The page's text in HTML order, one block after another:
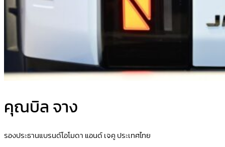
คุณบิล จาง
รองประธานแบรนด์โอโมดา แอนด์ เจคู ประเทศไทย